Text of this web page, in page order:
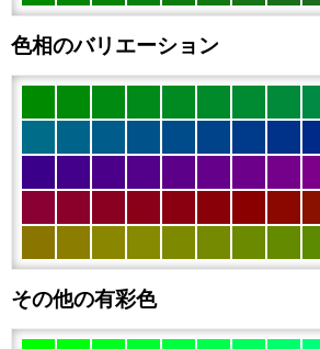
色相のバリエーション
その他の有彩色